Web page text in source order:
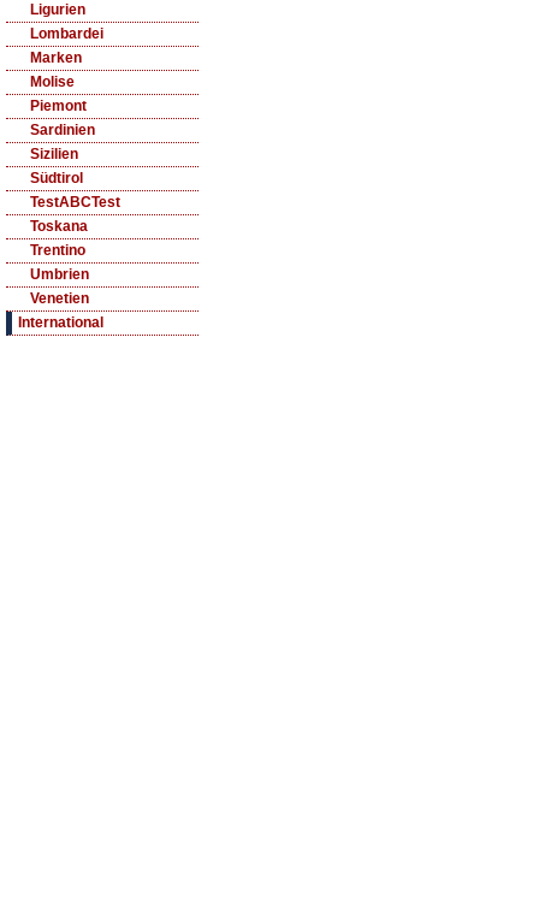
Ligurien
Lombardei
Marken
Molise
Piemont
Sardinien
Sizilien
Südtirol
TestABCTest
Toskana
Trentino
Umbrien
Venetien
International